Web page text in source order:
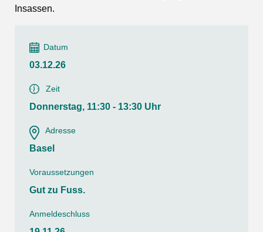
Insassen.
Datum
03.12.26
Zeit
Donnerstag, 11:30 - 13:30 Uhr
Adresse
Basel
Voraussetzungen
Gut zu Fuss.
Anmeldeschluss